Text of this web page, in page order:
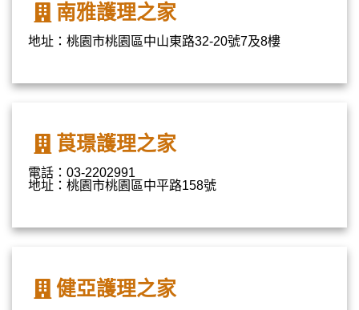
南雅護理之家
地址：桃園市桃園區中山東路32-20號7及8樓
莨璟護理之家
電話：03-2202991
地址：桃園市桃園區中平路158號
健亞護理之家